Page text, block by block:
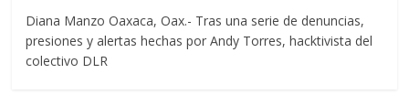
Diana Manzo Oaxaca, Oax.- Tras una serie de denuncias,
presiones y alertas hechas por Andy Torres, hacktivista del
colectivo DLR